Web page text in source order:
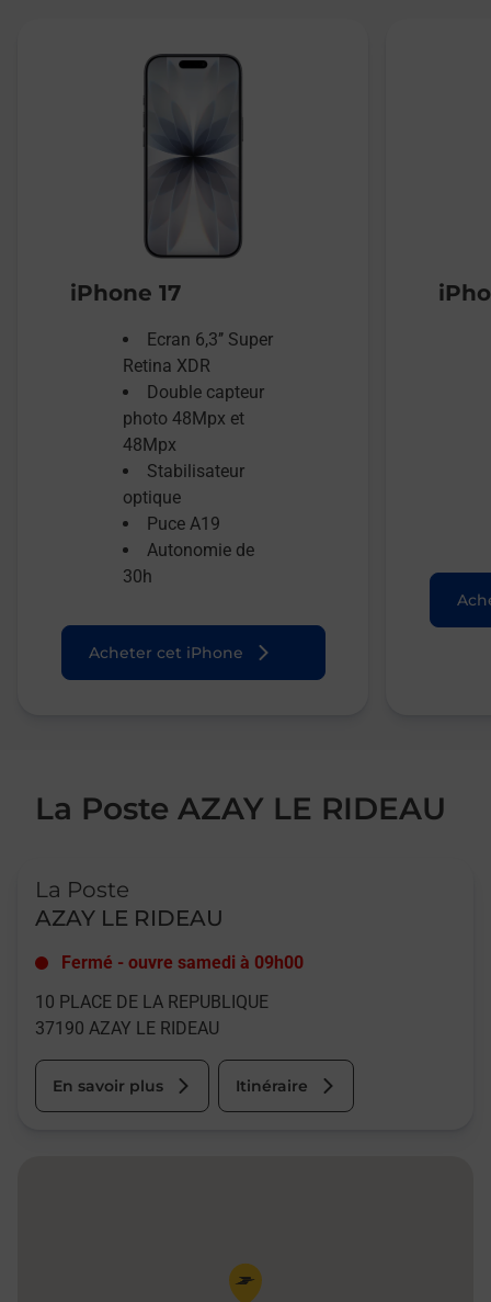
iPhone 17
Ecran 6,3’’ Super
Retina XDR
Double capteur
photo 48Mpx et
48Mpx
Stabilisateur
optique
Puce A19
Autonomie de
30h
Acheter cet iPhone
La Poste AZAY LE RIDEAU
La Poste
AZAY LE RIDEAU
Fermé - ouvre samedi à 09h00
10 PLACE DE LA REPUBLIQUE
37190 AZAY LE RIDEAU
En savoir plus Itinéraire
Pin de la carte